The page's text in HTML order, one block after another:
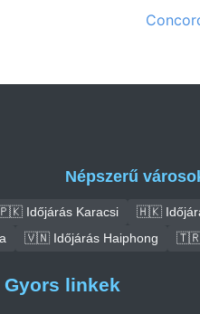
Népszerű
Időjárás Karacsi 🇭🇰
🇻🇳 Időjárás Haiphong 🇹🇷
Gyors linkek